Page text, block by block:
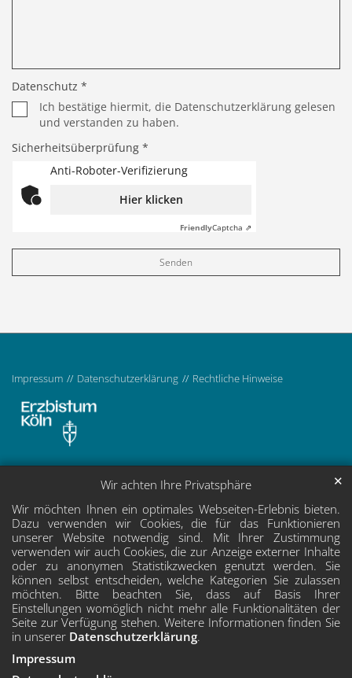
Wir achten Ihre Privatsphäre
Wir möchten Ihnen ein optimales Webseiten-Erlebnis bieten.
Dazu verwenden wir Cookies, die für das Funktionieren
unserer Website notwendig sind. Mit Ihrer Zustimmung
verwenden wir auch Cookies, die zur Anzeige externer Inhalte
oder zu anonymen Statistikzwecken genutzt werden. Sie
können selbst entscheiden, welche Kategorien Sie zulassen
möchten. Bitte beachten Sie, dass auf Basis Ihrer
Einstellungen womöglich nicht mehr alle Funktionalitäten der
Seite zur Verfügung stehen. Weitere Informationen finden Sie
in unserer Datenschutzerklärung.
✕
Impressum
Datenschutz *
Ich bestätige hiermit, die Datenschutzerklärung gelesen
und verstanden zu haben.
Sicherheitsüberprüfung *
Anti-Roboter-Verifizierung
Hier klicken
FriendlyCaptcha ⇗
Impressum Datenschutzerklärung Rechtliche Hinweise